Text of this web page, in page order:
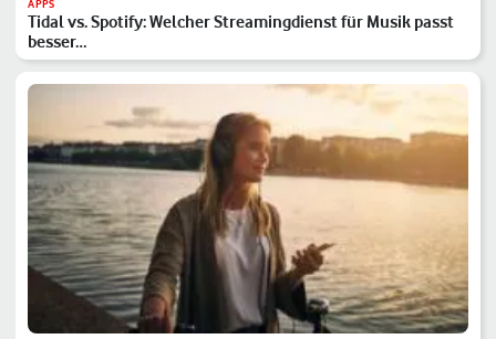
APPS
Tidal vs. Spotify: Welcher Streamingdienst für Musik passt
besser…